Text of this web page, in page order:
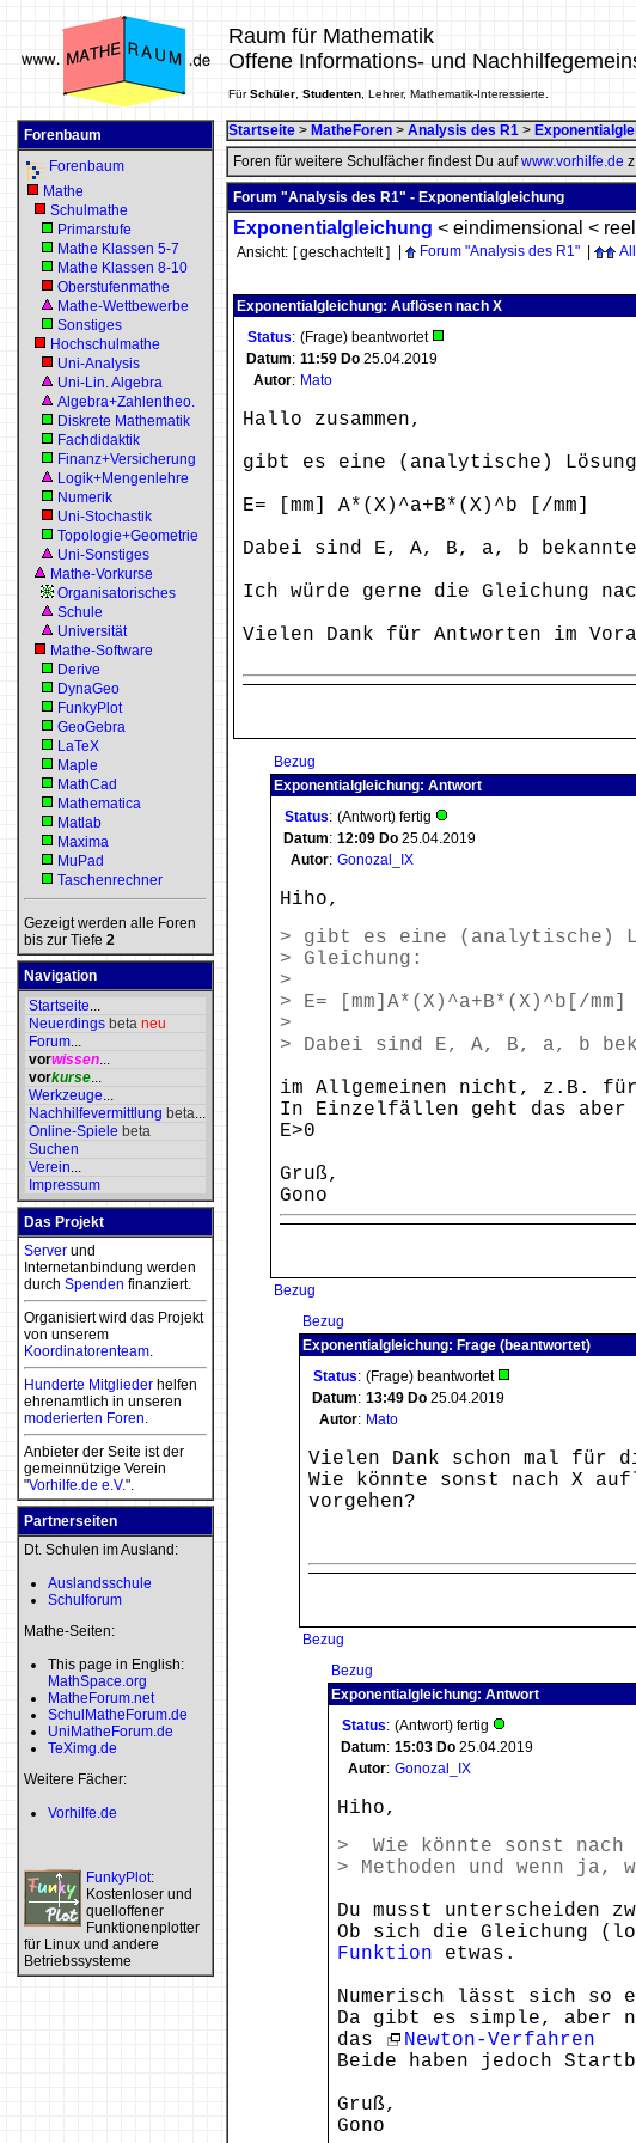
Raum für Mathematik
Offene Informations- und
FürSchüler Studenten , Lehrer, Mathematik-Interessierte.
Forenbaum
Forenbaum
Mathe
Schulmathe
Primarstufe
Mathe Klassen 5-7
Mathe Klassen 8-10
Oberstufenmathe
Mathe-Wettbewerbe
Sonstiges
Hochschulmathe
Uni-Analysis
Uni-Lin. Algebra
Algebra+Zahlentheo.
Diskrete Mathematik
Fachdidaktik
Finanz+Versicherung
Logik+Mengenlehre
Numerik
Uni-Stochastik
Topologie+Geometrie
Uni-Sonstiges
Mathe-Vorkurse
Organisatorisches
Schule
Universität
Mathe-Software
Derive
DynaGeo
FunkyPlot
GeoGebra
LaTeX
Maple
MathCad
Mathematica
Matlab
Maxima
MuPad
Taschenrechner
Gezeigt werden alle Foren
bis zur Tiefe 2
Navigation
Startseite...
Neuerdings beta neu
Forum...
vorwissen...
vorkurse...
Werkzeuge...
Nachhilfevermittlung beta...
Online-Spiele beta
Suchen
Verein...
Impressum
Das Projekt
Server und
Internetanbindung werden
durch Spenden finanziert.
Organisiert wird das Projekt
von unserem
Koordinatorenteam.
Hunderte Mitglieder helfen
ehrenamtlich in unseren
moderierten Foren.
Anbieter der Seite ist der
gemeinnützige Verein
"Vorhilfe.de e.V.".
Partnerseiten
Dt. Schulen im Ausland:
Auslandsschule
Schulforum
Mathe-Seiten:
This page in English:
MathSpace.org
MatheForum.net
SchulMatheForum.de
UniMatheForum.de
TeXimg.de
Weitere Fächer:
Vorhilfe.de
FunkyPlot:
Kostenloser und
quelloffener
Funktionenplotter
für Linux und andere
Betriebssysteme
Startseite > MatheForen > Analysis des R1 >
Foren für weitere Schulfächer findest Du aufwww.vorhilfe.de
Forum "Analysis des R1" - Exponentialgleichung
Exponentialgleichung < eindimensional < reell
Ansicht: [ geschachtelt ] Forum "Analysis des R1"
Exponentialgleichung: Auflösen nach X
Status: (Frage) beantwortet
Datum: 11:59 Do 25.04.2019
Autor: Mato
Hallo zusammen,
gibt es eine (analytische)
E= [mm] A*(X)^a+B*(X)^b [/mm]
Dabei sind E, A, B, a, b
Ich würde gerne die Gleichung
Vielen Dank für Antworten im
Bezug
Exponentialgleichung: Antwort
Status: (Antwort) fertig
Datum: 12:09 Do 25.04.2019
Autor: Gonozal_IX
Hiho,
> gibt es eine (analytische)
> Gleichung:
>
> E= [mm]A*(X)^a+B*(X)^b[/mm]
>
> Dabei sind E, A, B, a, b
im Allgemeinen nicht, z.B. für
In Einzelfällen geht das aber
E>0
Gruß,
Gono
Bezug
Bezug
Exponentialgleichung: Frage (beantwortet)
Status: (Frage) beantwortet
Datum: 13:49 Do 25.04.2019
Autor: Mato
Vielen Dank schon mal für
Wie könnte sonst nach X
vorgehen?
Bezug
Bezug
Exponentialgleichung: Antwort
Status: (Antwort) fertig
Datum: 15:03 Do 25.04.2019
Autor: Gonozal_IX
Hiho,
> Wie könnte sonst nach
> Methoden und wenn ja,
Du musst unterscheiden
Ob sich die Gleichung
Funktion etwas.
Numerisch lässt sich so
Da gibt es simple, aber
das
Newton-Verfahren
Beide haben jedoch
Gruß,
Gono